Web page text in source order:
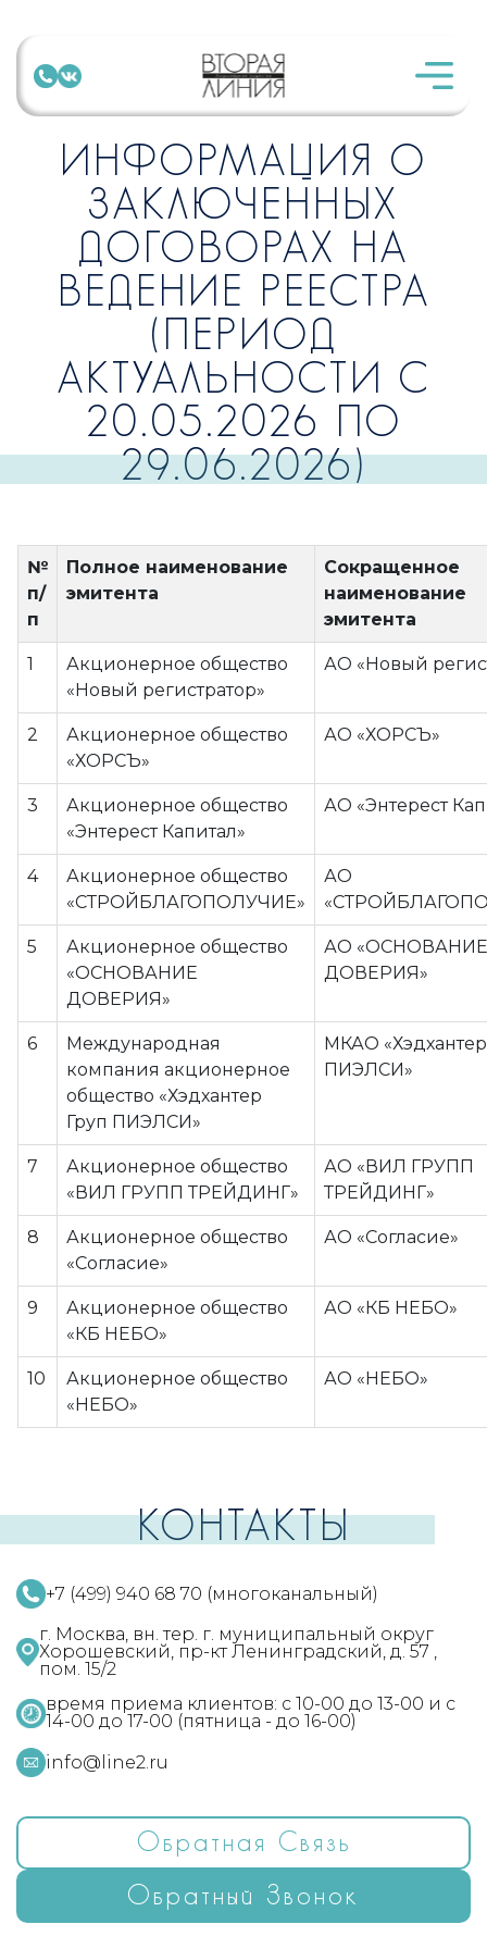
ИНФОРМАЦИЯ О
ЗАКЛЮЧЕННЫХ
ДОГОВОРАХ НА
ВЕДЕНИЕ РЕЕСТРА
(ПЕРИОД
АКТУАЛЬНОСТИ С
20.05.2026 ПО
29.06.2026)
№
п/
п
Полное наименование
эмитента
Сокращенное
наименование
эмитента
1
Акционерное общество
«Новый регистратор»
АО «Новый
2
Акционерное общество
«ХОРСЪ»
АО «ХОРСЪ»
3
Акционерное общество
«Энтерест Капитал»
АО «Энтерест
4
Акционерное общество
«СТРОЙБЛАГОПОЛУЧИЕ»
АО
5
Акционерное общество
«ОСНОВАНИЕ
ДОВЕРИЯ»
АО «ОСНОВАНИЕ
ДОВЕРИЯ»
6
Международная
компания акционерное
общество «Хэдхантер
Груп ПИЭЛСИ»
МКАО
ПИЭЛСИ»
7
Акционерное общество
«ВИЛ ГРУПП ТРЕЙДИНГ»
АО «ВИЛ ГРУПП
ТРЕЙДИНГ»
8
Акционерное общество
«Согласие»
АО «Согласие»
9
Акционерное общество
«КБ НЕБО»
АО «КБ НЕБО»
10
Акционерное общество
«НЕБО»
АО «НЕБО»
КОНТАКТЫ
+7 (499) 940 68 70 (многоканальный)
г. Москва, вн. тер. г. муниципальный округ
Хорошевский, пр-кт Ленинградский, д. 57 ,
пом. 15/2
время приема клиентов: с 10-00 до 13-00 и с
14-00 до 17-00 (пятница - до 16-00)
info@line2.ru
Обратная Связь
Обратный Звонок